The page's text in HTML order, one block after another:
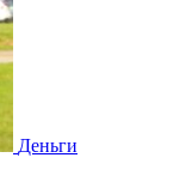
Деньги